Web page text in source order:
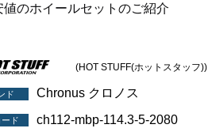
のホイールセットのご紹介
(HOT STUFF(ホットスタッフ))
ド Chronus クロノス
ド ch112-mbp-114.3-5-2080